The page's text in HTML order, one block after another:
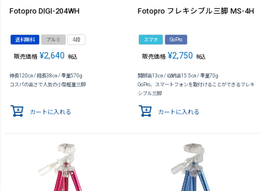
Fotopro DIGI-204WH
送料無料 アルミ 4段
販売価格 ¥2,640 税込
伸長120㎝ / 縮長38㎝ / 重量570g
コスパの高さで人気の小型軽量三脚
カートに入れる
Fotopro フレキシブル三脚 MS-4H
スマホ GoPro
販売価格 ¥2,750 税込
開脚高13㎝ / 収納高15.5㎝ / 重量70g
GoPro、スマートフォンを取付けることができるフレキ
シブル三脚
カートに入れる